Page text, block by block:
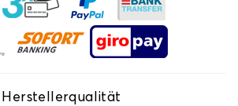
Herstellerqualität